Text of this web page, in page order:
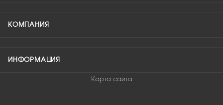
КОМПАНИЯ
ИНФОРМАЦИЯ
Карта сайта